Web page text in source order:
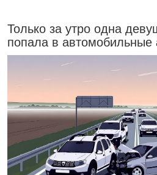
Только за утро одна
попала в автомобильные